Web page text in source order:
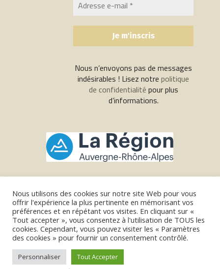
Nous n’envoyons pas de messages
indésirables ! Lisez notrepolitique
de confidentialité pour plus
d’informations.
© Copyright 2024 - Bol appétit - Réalisation du site
votreagencedigitale.fr- Design by Benoit Bealbenoitbeal.com-Charte
RGPD - Cookies- -Mentions légales | Visite les outils du parieur|
Visit UK betting tools-Enfold WordPress Theme by Kriesi
Nous utilisons des cookies sur notre site Web pour vous
offrir l'expérience la plus pertinente en mémorisant vos
préférences et en répétant vos visites. En cliquant sur «
Tout accepter », vous consentez à l'utilisation de TOUS les
cookies. Cependant, vous pouvez visiter les « Paramètres
des cookies » pour fournir un consentement contrôlé.
Personnaliser Tout Accepter